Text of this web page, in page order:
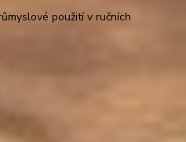
použití v ručních